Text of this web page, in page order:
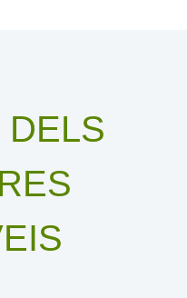
DELS